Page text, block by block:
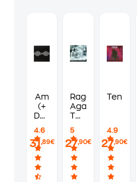
Am
(+
Download
4.6
31 ,89€
Rage
Against
The
5
27,90€
Ten
4.9
27,90€